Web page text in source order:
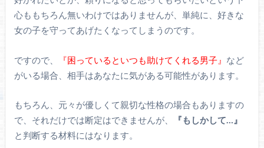
心ももちろん無いわけではありませんが、単純に、好きな
女の子を守ってあげたくなってしまうのです。
ですので、 『困っているといつも助けてくれる男子』 など
がいる場合、相手はあなたに気がある可能性があります。
もちろん、元々が優しくて親切な性格の場合もありますの
で、それだけでは断定はできませんが、
『もしかして…』
と判断する材料にはなります。